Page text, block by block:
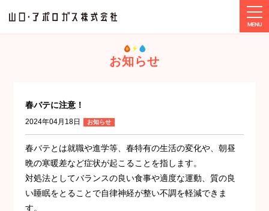
春バテに注意！
お知らせ
春バテに注意！
2024年04月18日 お知らせ
春バテとは就職や進学等、春特有の生活の変化や、朝昼
晩の寒暖差など症状が起こることを指します。
対処法としてバランスの良い食事や適度な運動、質の良
い睡眠をとることで自律神経が整い不調を軽減できま
す。